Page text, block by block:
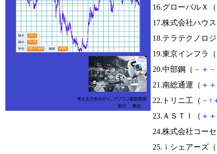
16.グローバルＸ（
17.株式会社ハウ
18.テラテクノロ
19.東京インフラ（
20.中部鋼（ － ＋ －
21.南総通運（ ＋ ＋
22.トリニ工（ － ↑
23.ＡＳＴＩ（ ＋ ＋
24.株式会社コー
25.ｉシェアーズ（